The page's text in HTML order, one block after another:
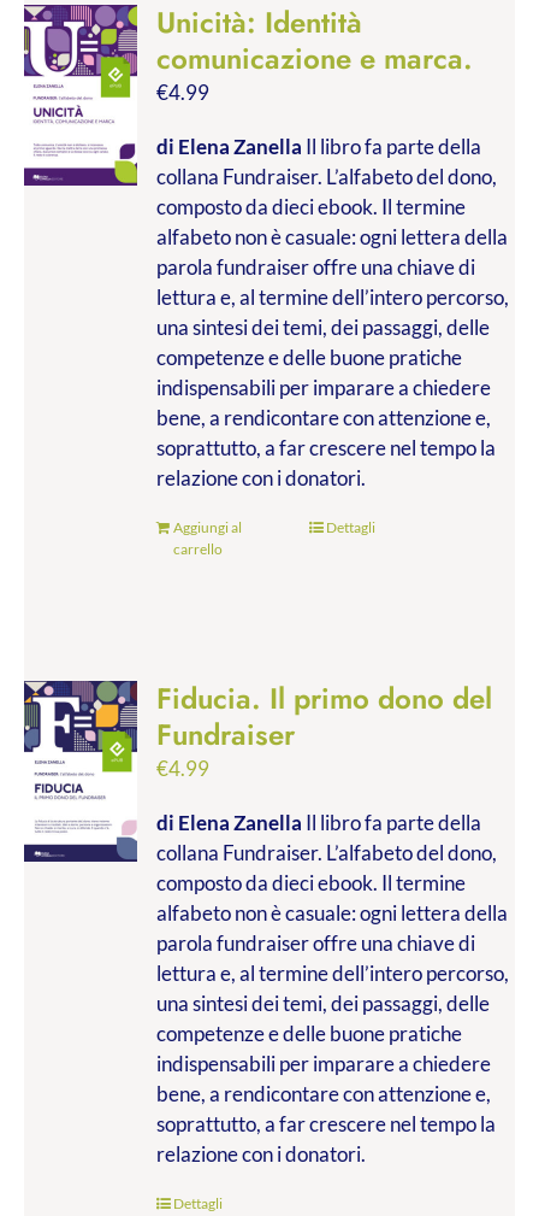
Unicità: Identità
comunicazione e marca.
€4.99
di Elena Zanella Il libro fa parte della
collana Fundraiser. L’alfabeto del dono,
composto da dieci ebook. Il termine
alfabeto non è casuale: ogni lettera della
parola fundraiser offre una chiave di
lettura e, al termine dell’intero percorso,
una sintesi dei temi, dei passaggi, delle
competenze e delle buone pratiche
indispensabili per imparare a chiedere
bene, a rendicontare con attenzione e,
soprattutto, a far crescere nel tempo la
relazione con i donatori.
Aggiungi al
carrello
Dettagli
Fiducia. Il primo dono del
Fundraiser
€4.99
di Elena Zanella Il libro fa parte della
collana Fundraiser. L’alfabeto del dono,
composto da dieci ebook. Il termine
alfabeto non è casuale: ogni lettera della
parola fundraiser offre una chiave di
lettura e, al termine dell’intero percorso,
una sintesi dei temi, dei passaggi, delle
competenze e delle buone pratiche
indispensabili per imparare a chiedere
bene, a rendicontare con attenzione e,
soprattutto, a far crescere nel tempo la
relazione con i donatori.
Dettagli